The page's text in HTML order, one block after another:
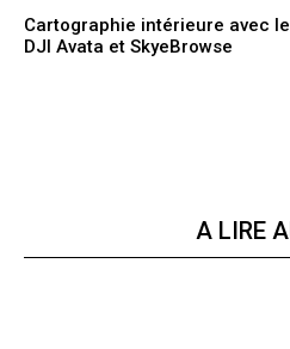
Cartographie intérieure avec
DJI Avata et SkyeBrowse
A LIRE